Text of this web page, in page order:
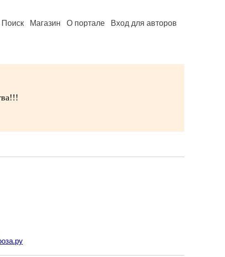
Поиск Магазин О портале Вход для авторов